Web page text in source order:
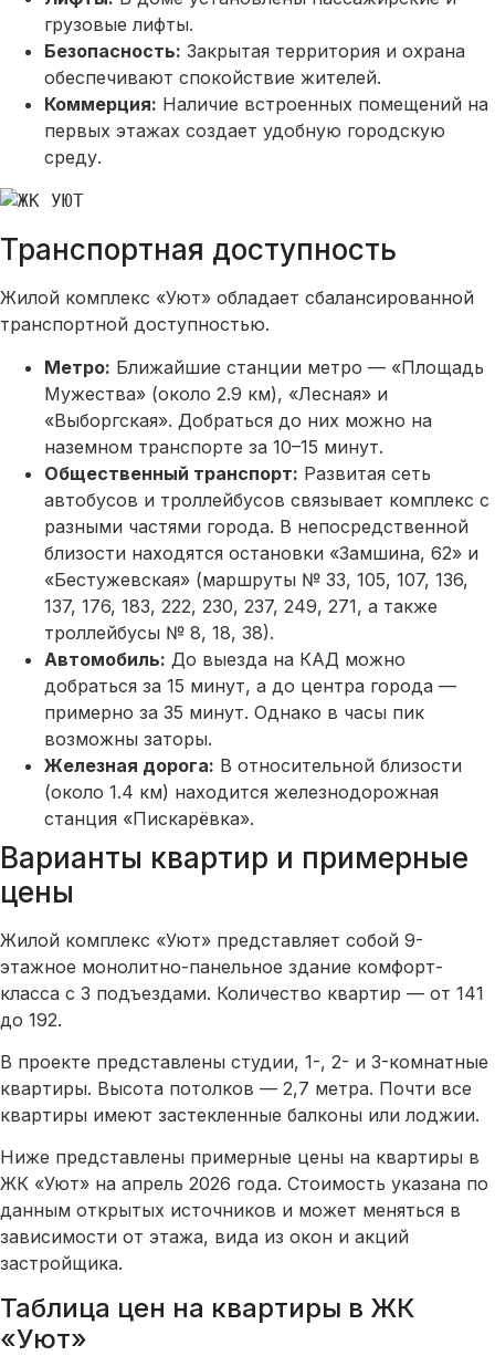
грузовые лифты.
Безопасность: Закрытая территория и охрана
обеспечивают спокойствие жителей.
Коммерция: Наличие встроенных помещений на
первых этажах создает удобную городскую
среду.
Транспортная доступность
Жилой комплекс «Уют» обладает сбалансированной
транспортной доступностью.
Метро: Ближайшие станции метро — «Площадь
Мужества» (около 2.9 км), «Лесная» и
«Выборгская». Добраться до них можно на
наземном транспорте за 10–15 минут.
Общественный транспорт: Развитая сеть
автобусов и троллейбусов связывает комплекс с
разными частями города. В непосредственной
близости находятся остановки «Замшина, 62» и
«Бестужевская» (маршруты № 33, 105, 107, 136,
137, 176, 183, 222, 230, 237, 249, 271, а также
троллейбусы № 8, 18, 38).
Автомобиль: До выезда на КАД можно
добраться за 15 минут, а до центра города —
примерно за 35 минут. Однако в часы пик
возможны заторы.
Железная дорога: В относительной близости
(около 1.4 км) находится железнодорожная
станция «Пискарёвка».
Варианты квартир и примерные
цены
Жилой комплекс «Уют» представляет собой 9-
этажное монолитно-панельное здание комфорт-
класса с 3 подъездами. Количество квартир — от 141
до 192.
В проекте представлены студии, 1-, 2- и 3-комнатные
квартиры. Высота потолков — 2,7 метра. Почти все
квартиры имеют застекленные балконы или лоджии.
Ниже представлены примерные цены на квартиры в
ЖК «Уют» на апрель 2026 года. Стоимость указана по
данным открытых источников и может меняться в
зависимости от этажа, вида из окон и акций
застройщика.
Таблица цен на квартиры в ЖК
«Уют»